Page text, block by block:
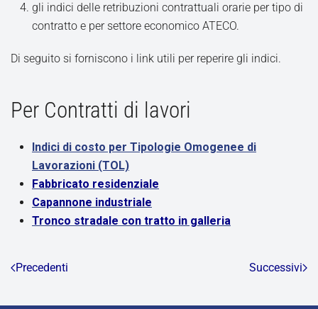
gli indici delle retribuzioni contrattuali orarie per tipo di
contratto e per settore economico ATECO.
Di seguito si forniscono i link utili per reperire gli indici.
Per Contratti di lavori
Indici di costo per Tipologie Omogenee di
Lavorazioni (TOL)
Fabbricato residenziale
Capannone industriale
Tronco stradale con tratto in galleria
Precedenti Successivi